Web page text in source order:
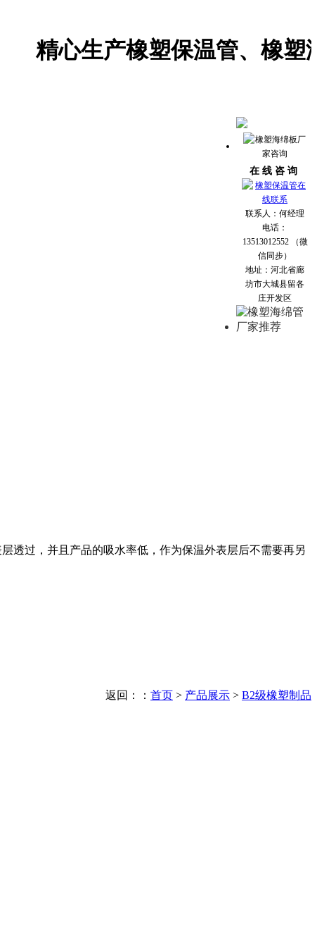
精心生产橡塑保温管、橡塑
透过，并且产品的吸水率低，作为保温外表层后不需要再另
返回：： 首页 > 产品展示 > B2级橡塑制品
在 线 咨 询
联系人：何经理
电话：
13513012552 （微
信同步）
地址：河北省廊
坊市大城县留各
庄开发区